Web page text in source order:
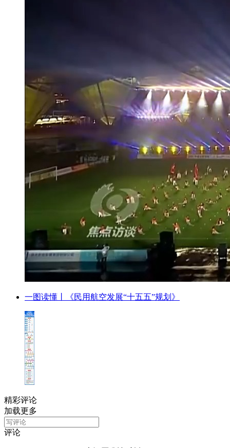
一图读懂丨《民用航空发展“十五五”规划》
精彩评论
加载更多
评论